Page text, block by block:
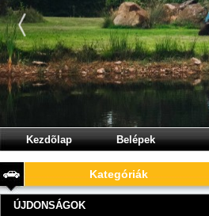
Kezdõlap Belépek
Kategóriák
ÚJDONSÁGOK